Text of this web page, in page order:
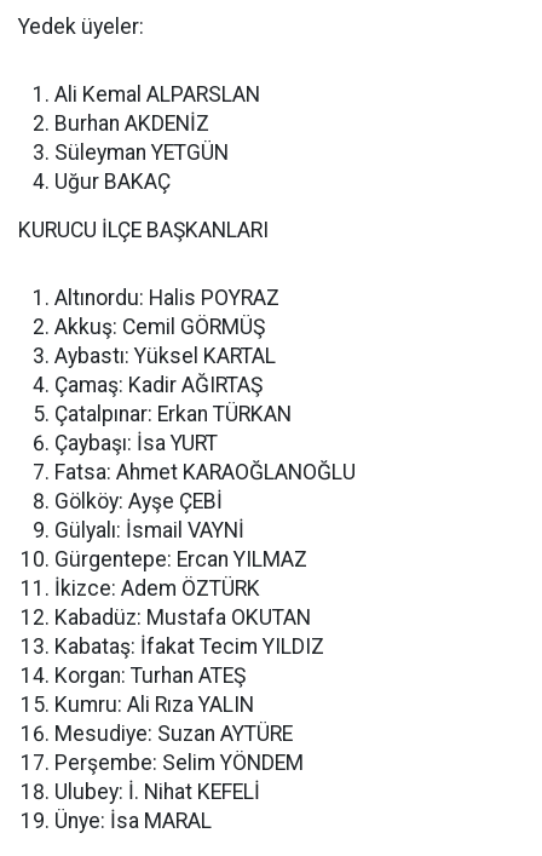
Yedek üyeler:
Ali Kemal ALPARSLAN
Burhan AKDENİZ
Süleyman YETGÜN
Uğur BAKAÇ
KURUCU İLÇE BAŞKANLARI
Altınordu: Halis POYRAZ
Akkuş: Cemil GÖRMÜŞ
Aybastı: Yüksel KARTAL
Çamaş: Kadir AĞIRTAŞ
Çatalpınar: Erkan TÜRKAN
Çaybaşı: İsa YURT
Fatsa: Ahmet KARAOĞLANOĞLU
Gölköy: Ayşe ÇEBİ
Gülyalı: İsmail VAYNİ
Gürgentepe: Ercan YILMAZ
İkizce: Adem ÖZTÜRK
Kabadüz: Mustafa OKUTAN
Kabataş: İfakat Tecim YILDIZ
Korgan: Turhan ATEŞ
Kumru: Ali Rıza YALIN
Mesudiye: Suzan AYTÜRE
Perşembe: Selim YÖNDEM
Ulubey: İ. Nihat KEFELİ
Ünye: İsa MARAL